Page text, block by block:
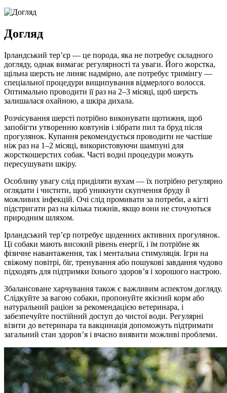
Догляд
Ірландський тер’єр — це порода, яка не потребує складного
догляду, однак вимагає регулярності та уваги. Його жорстка,
щільна шерсть не линяє надмірно, але потребує тримінгу —
спеціальної процедури вищипування відмерлого волосся.
Оптимально проводити її раз на 2–3 місяці, щоб шерсть
залишалася охайною, а шкіра дихала.
Розчісування шерсті потрібно виконувати щотижня, щоб
запобігти утворенню ковтунів і зібрати пил та бруд після
прогулянок. Купання рекомендується проводити не частіше
ніж раз на 1–2 місяці, використовуючи шампуні для
жорсткошерстих собак. Часті водні процедури можуть
пересушувати шкіру.
Особливу увагу слід приділяти вухам — їх потрібно регулярно
оглядати і чистити, щоб уникнути скупчення бруду й
можливих інфекцій. Очі слід промивати за потреби, а кігті
підстригати раз на кілька тижнів, якщо вони не сточуються
природним шляхом.
Ірландський тер’єр потребує щоденних активних прогулянок.
Ці собаки мають високий рівень енергії, і їм потрібне як
фізичне навантаження, так і ментальна стимуляція. Ігри на
свіжому повітрі, біг, тренування або пошукові завдання чудово
підходять для підтримки їхнього здоров’я і хорошого настрою.
Збалансоване харчування також є важливим аспектом догляду.
Слідкуйте за вагою собаки, пропонуйте якісний корм або
натуральний раціон за рекомендацією ветеринара, і
забезпечуйте постійний доступ до чистої води. Регулярні
візити до ветеринара та вакцинація допоможуть підтримати
загальний стан здоров’я і вчасно виявити можливі проблеми.